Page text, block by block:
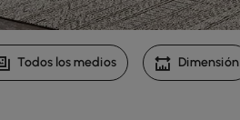
Todos los medios Dimensión